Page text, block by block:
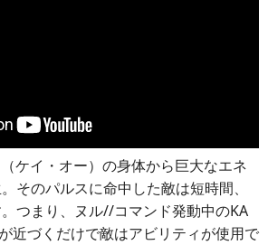
ケイ・オー）の身体から巨大なエネ
そのパルスに命中した敵は短時間、
つまり、ヌル//コマンド発動中のKA
近づくだけで敵はアビリティが使用で